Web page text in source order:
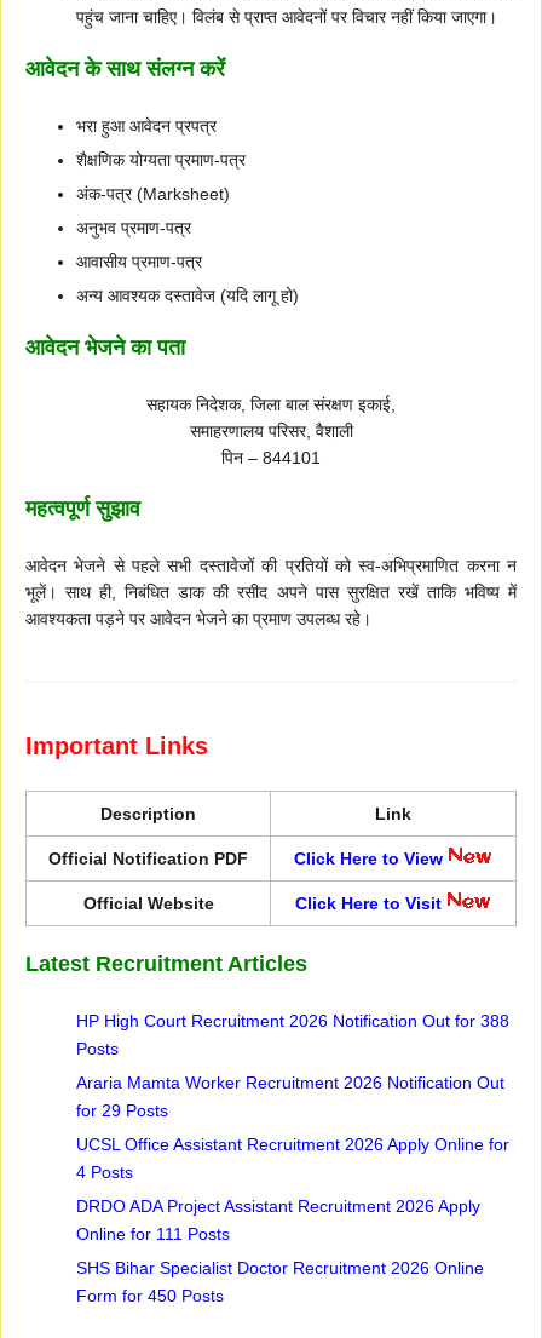
पहुंच जाना चाहिए। विलंब से प्राप्त आवेदनों पर विचार नहीं किया जाएगा।
आवेदन के साथ संलग्न करें
भरा हुआ आवेदन प्रपत्र
शैक्षणिक योग्यता प्रमाण-पत्र
अंक-पत्र (Marksheet)
अनुभव प्रमाण-पत्र
आवासीय प्रमाण-पत्र
अन्य आवश्यक दस्तावेज (यदि लागू हो)
आवेदन भेजने का पता
सहायक निदेशक, जिला बाल संरक्षण इकाई,
समाहरणालय परिसर, वैशाली
पिन – 844101
महत्वपूर्ण सुझाव
आवेदन भेजने से पहले सभी दस्तावेजों की प्रतियों को स्व-अभिप्रमाणित करना न
भूलें। साथ ही, निबंधित डाक की रसीद अपने पास सुरक्षित रखें ताकि भविष्य में
आवश्यकता पड़ने पर आवेदन भेजने का प्रमाण उपलब्ध रहे।
Important Links
Description Link
Official Notification PDF Click Here to View
Official Website Click Here to Visit
Latest Recruitment Articles
HP High Court Recruitment 2026 Notification Out for 388
Posts
Araria Mamta Worker Recruitment 2026 Notification Out
for 29 Posts
UCSL Office Assistant Recruitment 2026 Apply Online for
4 Posts
DRDO ADA Project Assistant Recruitment 2026 Apply
Online for 111 Posts
SHS Bihar Specialist Doctor Recruitment 2026 Online
Form for 450 Posts